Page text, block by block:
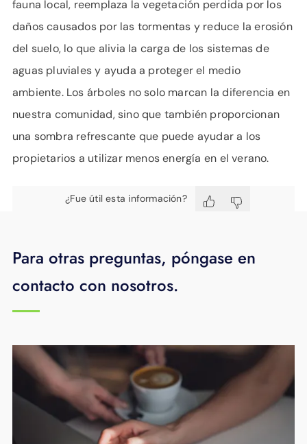
fauna local, reemplaza la vegetación perdida por los
daños causados por las tormentas y reduce la erosión
del suelo, lo que alivia la carga de los sistemas de
aguas pluviales y ayuda a proteger el medio
ambiente. Los árboles no solo marcan la diferencia en
nuestra comunidad, sino que también proporcionan
una sombra refrescante que puede ayudar a los
propietarios a utilizar menos energía en el verano.
¿Fue útil esta información?
Para otras preguntas, póngase en
contacto con nosotros.